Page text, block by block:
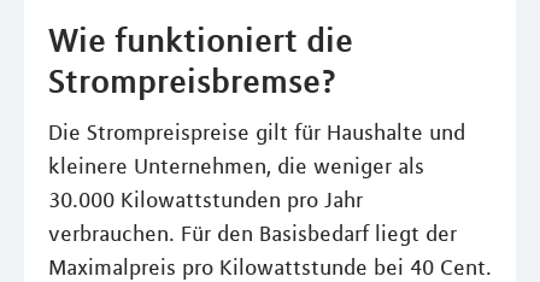
Wie funktioniert die
Strompreisbremse?
Die Strompreispreise gilt für Haushalte und
kleinere Unternehmen, die weniger als
30.000 Kilowattstunden pro Jahr
verbrauchen. Für den Basisbedarf liegt der
Maximalpreis pro Kilowattstunde bei 40 Cent.